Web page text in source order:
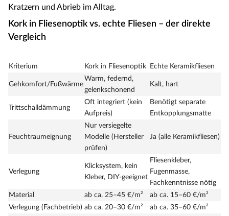
Kratzern und Abrieb im Alltag.
Kork in Fliesenoptik vs. echte Fliesen – der direkte
Vergleich
Kriterium Kork in Fliesenoptik Echte Keramikfliesen
Gehkomfort/Fußwärme
Warm, federnd,
gelenkschonend
Kalt, hart
Trittschalldämmung
Oft integriert (kein
Aufpreis)
Benötigt separate
Entkopplungsmatte
Feuchtraumeignung
Nur versiegelte
Modelle (Hersteller
prüfen)
Ja (alle Keramikfliesen)
Verlegung
Klicksystem, kein
Kleber, DIY-geeignet
Fliesenkleber,
Fugenmasse,
Fachkenntnisse nötig
Material
ab ca. 25–45 €/m²
ab ca. 15–60 €/m²
Verlegung (Fachbetrieb) ab ca. 20–30 €/m² ab ca. 35–60 €/m²